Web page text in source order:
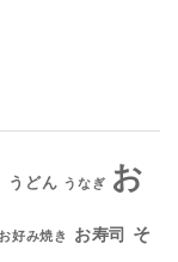
うどん うなぎ お
お好み焼き お寿司 そ